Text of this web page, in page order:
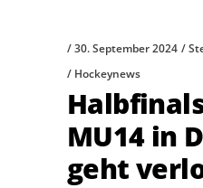
30. September 2024
Hockeynews
MU14 in
geht